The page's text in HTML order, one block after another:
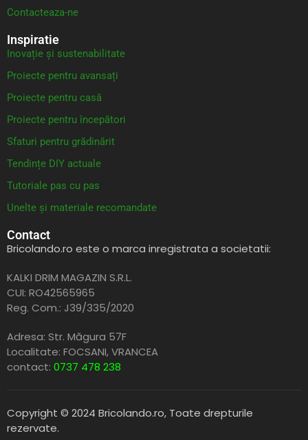
Contacteaza-ne
Inspiratie
Inovație și sustenabilitate
Proiecte pentru avansați
Proiecte pentru casă
Proiecte pentru începători
Sfaturi pentru grădinărit
Tendințe DIY actuale
Tutoriale pas cu pas
Unelte și materiale recomandate
Contact
Bricolando.ro este o marca inregistrata a societatii:
KALKI DRIM MAGAZIN S.R.L.
CUI: RO42565965
Reg. Com.: J39/335/2020
Adresa: Str. Măgura 57F
Localitate: FOCSANI,VRANCEA
contact: 0737 478 238
Copyright © 2024 Bricolando.ro, Toate drepturile
rezervate.